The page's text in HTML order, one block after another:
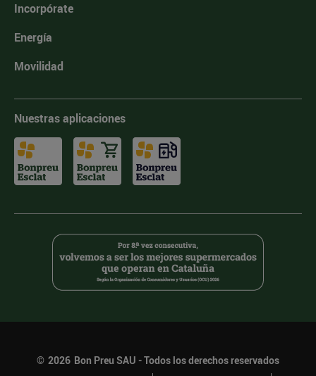
Incorpórate
Energía
Movilidad
Nuestras aplicaciones
© 2026 Bon Preu SAU - Todos los derechos reservados